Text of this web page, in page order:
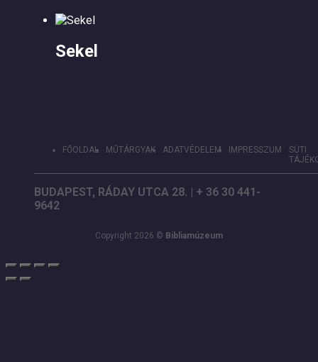
Sekel
FŐOLDAL MŰTÁRGYAK ADATVÉDELEM IMPRESSZUM
SÜTI
BUDAPEST, RÁDAY UTCA 28. | + 36 30 441-
9642
Copyright 2026 © Bibliamúzeum